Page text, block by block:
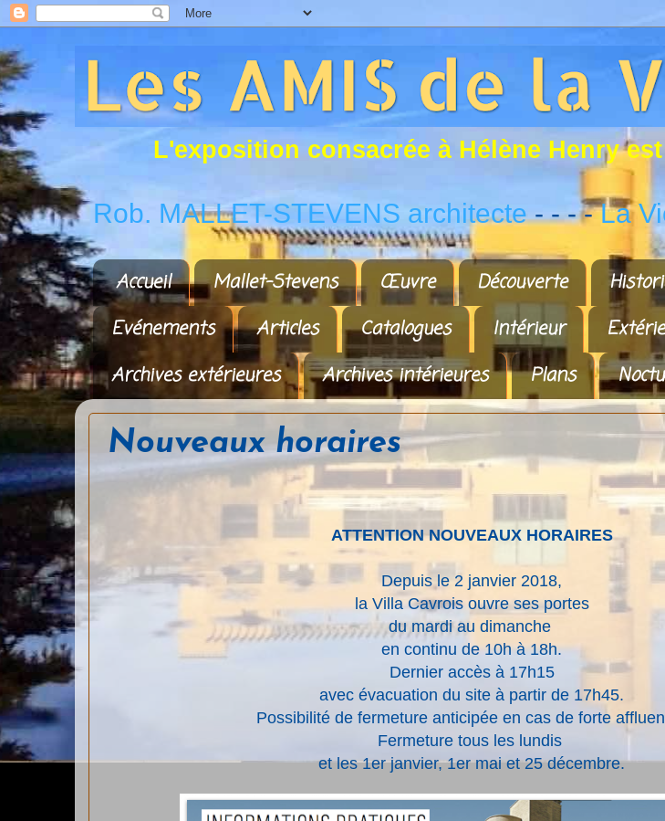
L'exposition consacrée à Hé ène Henry est
Rob. MALLET-STEVENS architecte- - - -La
Accueil Mallet-Stevens Œuvre Découverte
Evénements
Articles Catalogues Intérieur
Archives extérieures
Archives intérieures Plans
Nouveaux horaires
ATTENTION NOUVEAUX HORAIRES
Depuis le 2 janvier 2018,
la Villa Cavrois ouvre ses portes
du mardi au dimanche
en continu de 10h à 18h.
Dernier accès à 17h15
avec évacuation du site à partir de 17h45.
Possibilité de fermeture anticipée en cas de forte
Fermeture tous les lundis
et les 1er janvier, 1er mai et 25 décembre.